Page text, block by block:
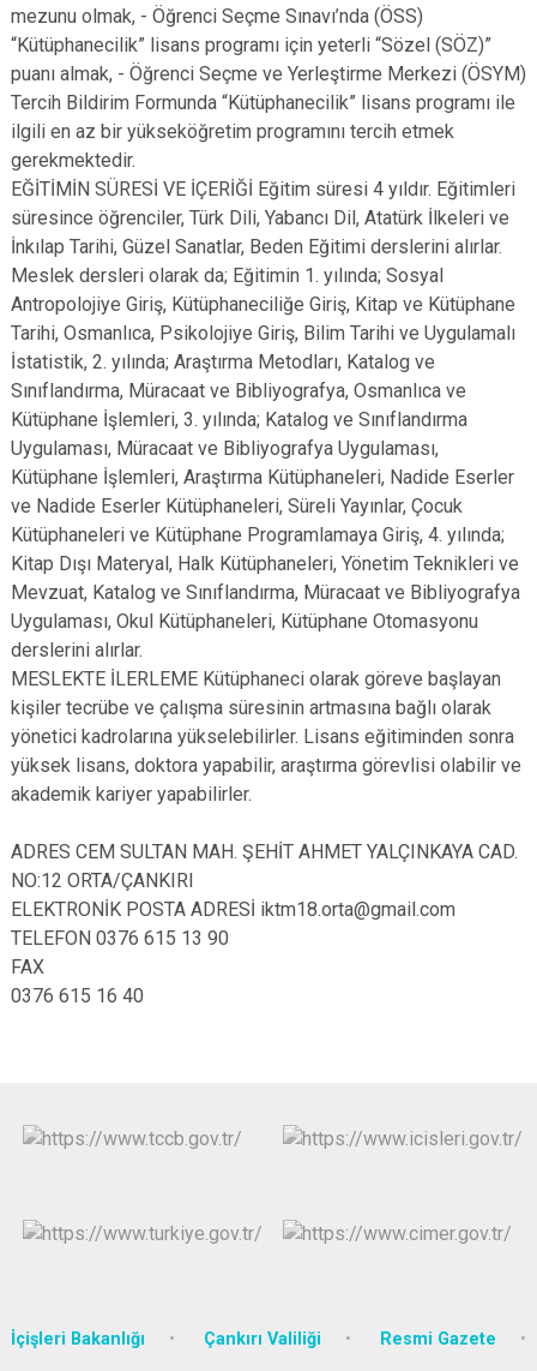
mezunu olmak, - Öğrenci Seçme Sınavı’nda (ÖSS)
“Kütüphanecilik” lisans programı için yeterli “Sözel (SÖZ)”
puanı almak, - Öğrenci Seçme ve Yerleştirme Merkezi (ÖSYM)
Tercih Bildirim Formunda “Kütüphanecilik” lisans programı ile
ilgili en az bir yükseköğretim programını tercih etmek
gerekmektedir.
EĞİTİMİN SÜRESİ VE İÇERİĞİ Eğitim süresi 4 yıldır. Eğitimleri
süresince öğrenciler, Türk Dili, Yabancı Dil, Atatürk İlkeleri ve
İnkılap Tarihi, Güzel Sanatlar, Beden Eğitimi derslerini alırlar.
Meslek dersleri olarak da; Eğitimin 1. yılında; Sosyal
Antropolojiye Giriş, Kütüphaneciliğe Giriş, Kitap ve Kütüphane
Tarihi, Osmanlıca, Psikolojiye Giriş, Bilim Tarihi ve Uygulamalı
İstatistik, 2. yılında; Araştırma Metodları, Katalog ve
Sınıflandırma, Müracaat ve Bibliyografya, Osmanlıca ve
Kütüphane İşlemleri, 3. yılında; Katalog ve Sınıflandırma
Uygulaması, Müracaat ve Bibliyografya Uygulaması,
Kütüphane İşlemleri, Araştırma Kütüphaneleri, Nadide Eserler
ve Nadide Eserler Kütüphaneleri, Süreli Yayınlar, Çocuk
Kütüphaneleri ve Kütüphane Programlamaya Giriş, 4. yılında;
Kitap Dışı Materyal, Halk Kütüphaneleri, Yönetim Teknikleri ve
Mevzuat, Katalog ve Sınıflandırma, Müracaat ve Bibliyografya
Uygulaması, Okul Kütüphaneleri, Kütüphane Otomasyonu
derslerini alırlar.
MESLEKTE İLERLEME Kütüphaneci olarak göreve başlayan
kişiler tecrübe ve çalışma süresinin artmasına bağlı olarak
yönetici kadrolarına yükselebilirler. Lisans eğitiminden sonra
yüksek lisans, doktora yapabilir, araştırma görevlisi olabilir ve
akademik kariyer yapabilirler.
ADRES CEM SULTAN MAH. ŞEHİT AHMET YALÇINKAYA CAD.
NO:12 ORTA/ÇANKIRI
ELEKTRONİK POSTA ADRESİ iktm18.orta@gmail.com
TELEFON 0376 615 13 90
FAX
0376 615 16 40
İçişleri Bakanlığı Çankırı Valiliği Resmi Gazete